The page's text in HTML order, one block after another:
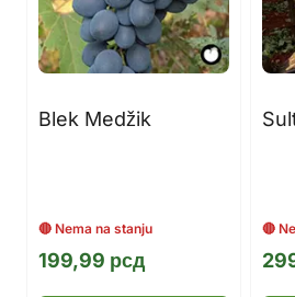
Blek Medžik
199,99 рсд